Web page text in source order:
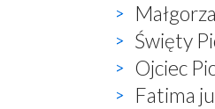
Święty
Ojciec
Fatima